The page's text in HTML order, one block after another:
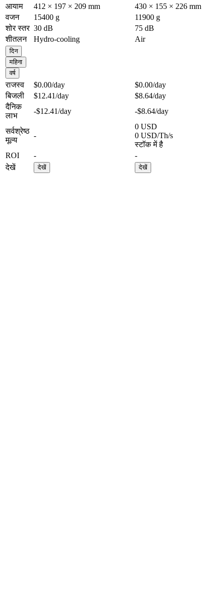
आयाम
412 × 197 × 209 mm
430 × 155 × 226 mm
वजन
15400 g
11900 g
शोर स्तर 30 dB
75 dB
शीतलन
Hydro-cooling Air
दिन
महिना
वर्ष
राजस्व $0.00/day $0.00/day
बिजली
$12.41/day $8.64/day
दैनिक
लाभ
-$12.41/day -$8.64/day
सर्वश्रेष्ठ
मूल्य
-
0 USD
0 USD/Th/s
स्टॉक में है
ROI
-
-
देखें
देखें देखें